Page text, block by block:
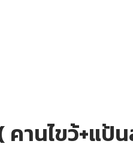
านไขว้+แป้